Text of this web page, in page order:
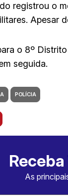
registrou o
Apesar
o 8º
seguida.
POLÍCIA
As